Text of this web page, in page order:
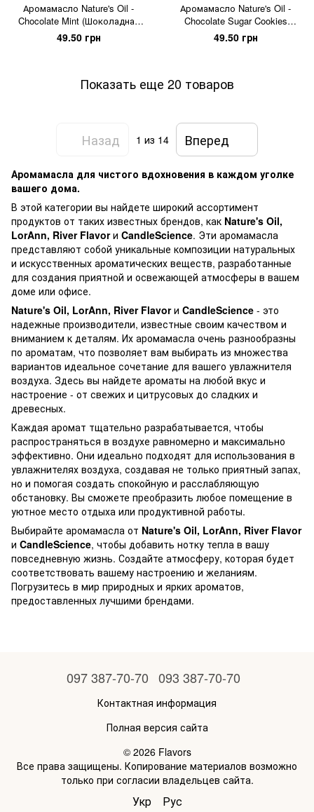
Аромамасло Nature's Oil -
Chocolate Mint (Шоколадная
мята), 5 мл
49.50 грн
Аромамасло Nature's Oil -
Chocolate Sugar Cookies
(Шоколадно-сахарное
печенье), 5 мл
49.50 грн
Показать еще 20 товаров
Назад 1 из 14 Вперед
Аромамасла для чистого вдохновения в каждом уголке
вашего дома.
В этой категории вы найдете широкий ассортимент
продуктов от таких известных брендов, как Nature's Oil,
LorAnn, River Flavorи CandleScience. Эти аромамасла
представляют собой уникальные композиции натуральных
и искусственных ароматических веществ, разработанные
для создания приятной и освежающей атмосферы в вашем
доме или офисе.
Nature's Oil, LorAnn, River Flavorи CandleScience - это
надежные производители, известные своим качеством и
вниманием к деталям. Их аромамасла очень разнообразны
по ароматам, что позволяет вам выбирать из множества
вариантов идеальное сочетание для вашего увлажнителя
воздуха. Здесь вы найдете ароматы на любой вкус и
настроение - от свежих и цитрусовых до сладких и
древесных.
Каждая аромат тщательно разрабатывается, чтобы
распространяться в воздухе равномерно и максимально
эффективно. Они идеально подходят для использования в
увлажнителях воздуха, создавая не только приятный запах,
но и помогая создать спокойную и расслабляющую
обстановку. Вы сможете преобразить любое помещение в
уютное место отдыха или продуктивной работы.
Выбирайте аромамасла от Nature's Oil, LorAnn, River Flavor
и CandleScience, чтобы добавить нотку тепла в вашу
повседневную жизнь. Создайте атмосферу, которая будет
соответствовать вашему настроению и желаниям.
Погрузитесь в мир природных и ярких ароматов,
предоставленных лучшими брендами.
097 387-70-70 093 387-70-70
Контактная информация
Полная версия сайта
© 2026 Flavors
Все права защищены. Копирование материалов возможно
только при согласии владельцев сайта.
Укр Рус